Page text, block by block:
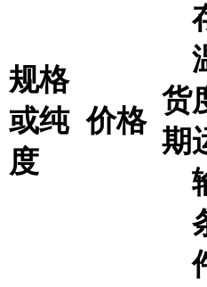
规格
或纯
度
价格
货
期